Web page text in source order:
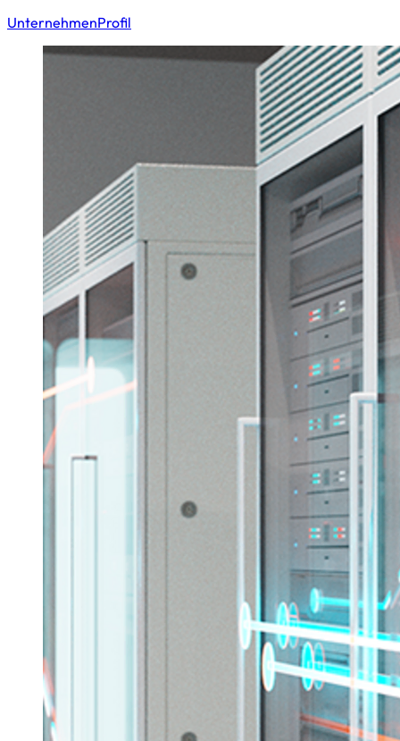
UnternehmenProfil